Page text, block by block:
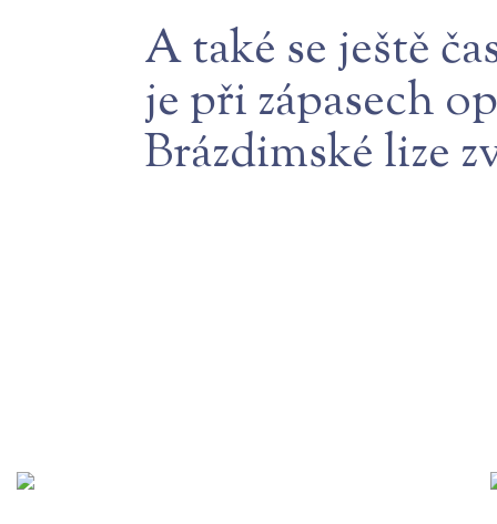
A také se ještě
je při zápasech
Brázdimské lize